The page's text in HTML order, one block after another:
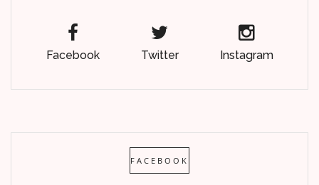
Facebook Twitter Instagram
FACEBOOK